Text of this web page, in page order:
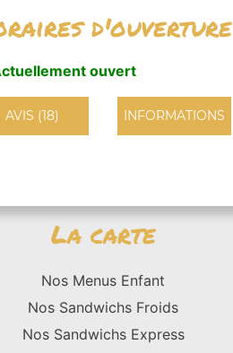
d'ouverture
ouvert
AVIS (18) INFORMATIONS
La carte
Nos Menus Enfant
Nos Sandwichs Froids
Nos Sandwichs Express